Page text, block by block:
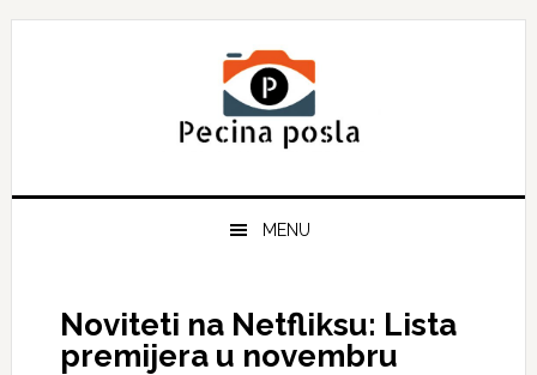
Skip
Skip
Skip
MENU
Noviteti na Netfliksu: Lista
premijera u novembru